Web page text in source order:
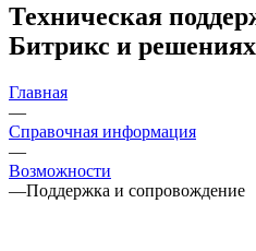
Техническая
Битрикс и
Главная
—
Справочная информация
—
Возможности
—Поддержка и сопровождение